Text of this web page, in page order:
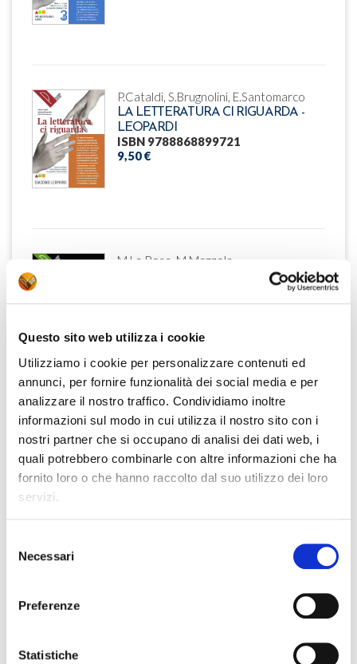
Questo sito web utilizza i cookie
Utilizziamo i cookie per personalizzare contenuti ed
annunci, per fornire funzionalità dei social media e per
analizzare il nostro traffico. Condividiamo inoltre
informazioni sul modo in cui utilizza il nostro sito con i
nostri partner che si occupano di analisi dei dati web, i
quali potrebbero combinarle con altre informazioni che ha
fornito loro o che hanno raccolto dal suo utilizzo dei loro
servizi.
delNecessari
Preferenze
Statistiche
P.Cataldi, S.Brugnolini, E.Santomarco
LA LETTERATURA CI RIGUARDA -
LEOPARDI
ISBN 9788868899721
9,50 €
M.La Rosa, M.Mazzola
9,50 €
C ebook/ Prometeo 3.0 Clic
DESCRIZIONE
IL PROGETTO CULTURALE E DIDATTICO
Lo sappiamo: la vita interiore è importante quanto quella
che si svolge al di fuori di noi, e della quale facciamo parte in
che si agitano al nostro interno, e
siamo i gesti che facciamo e le relazioni che intrecciamo al